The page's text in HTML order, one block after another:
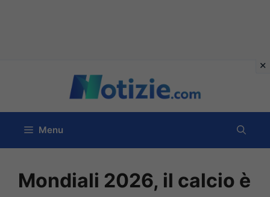
contenuto
Menu
Mondiali 2026, il calcio è